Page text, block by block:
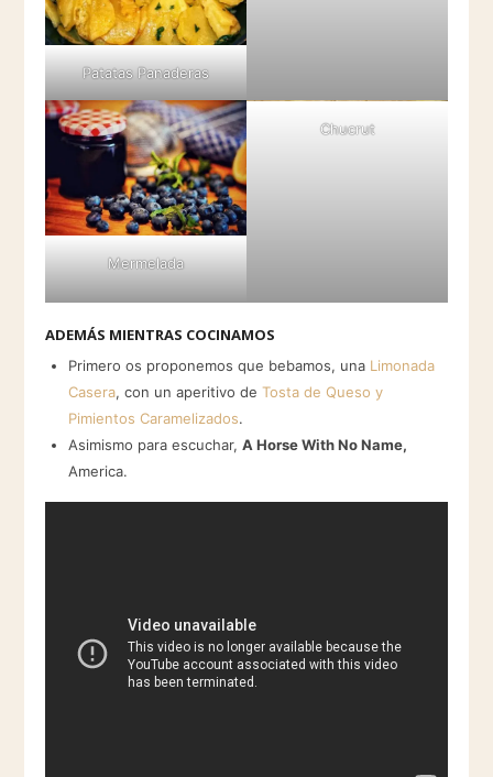
Patatas Panaderas
Mermelada
Chucrut
ADEMÁS MIENTRAS COCINAMOS
Primero os proponemos que bebamos, una Limonada
Casera, con un aperitivo de Tosta de Queso y
Pimientos Caramelizados.
Asimismo para escuchar, A Horse With No Name,
America.